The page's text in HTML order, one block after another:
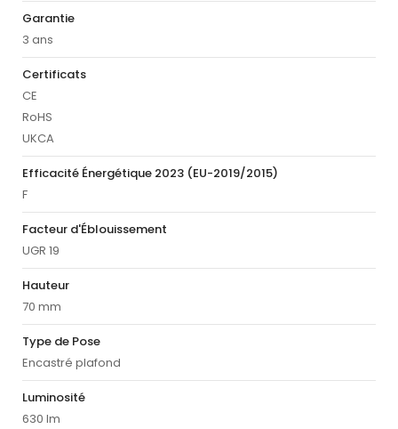
Garantie
3 ans
Certificats
CE
RoHS
UKCA
Efficacité Énergétique 2023 (EU-2019/2015)
F
Facteur d'Éblouissement
UGR 19
Hauteur
70 mm
Type de Pose
Encastré plafond
Luminosité
630 lm